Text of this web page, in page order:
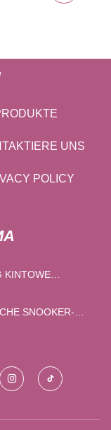
UNS
POLICY
TECHNOLOGIE CO., GMBH
SNOOKER-